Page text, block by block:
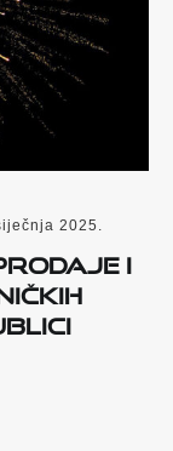
2025.
i